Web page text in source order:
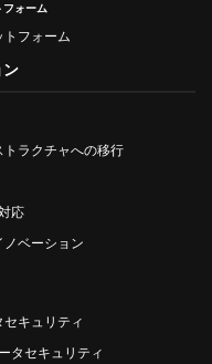
フォーム
トフォーム
ン
ラクチャへの移行
応
ベーション
キュリティ
タセキュリティ